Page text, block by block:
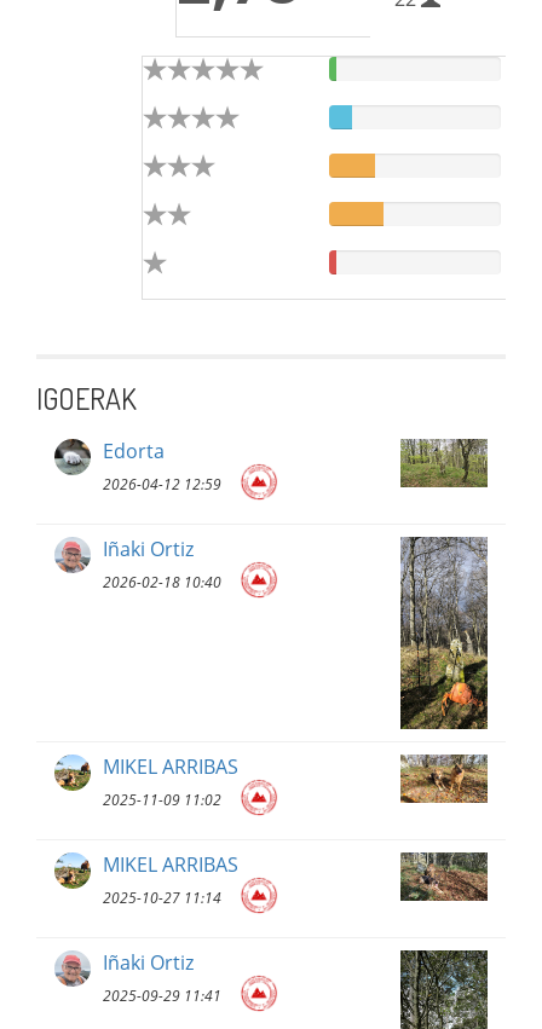
IGOERAK
Edorta
2026-04-12 12:59
Iñaki Ortiz
2026-02-18 10:40
MIKEL ARRIBAS
2025-11-09 11:02
MIKEL ARRIBAS
2025-10-27 11:14
Iñaki Ortiz
2025-09-29 11:41